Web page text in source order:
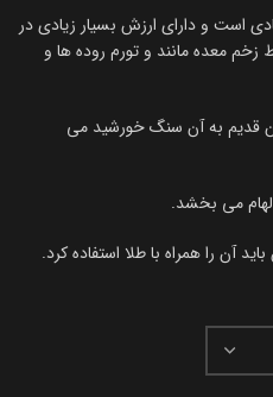
است و دارای ارزش بسیار زیادی در
معده مانند و تورم روده ها و
قدیم به آن سنگ خورشید می
آن را همراه با طلا استفاده کرد.